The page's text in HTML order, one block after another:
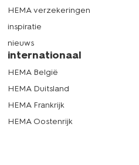
HEMA verzekeringen
inspiratie
nieuws
internationaal
HEMA België
HEMA Duitsland
HEMA Frankrijk
HEMA Oostenrijk